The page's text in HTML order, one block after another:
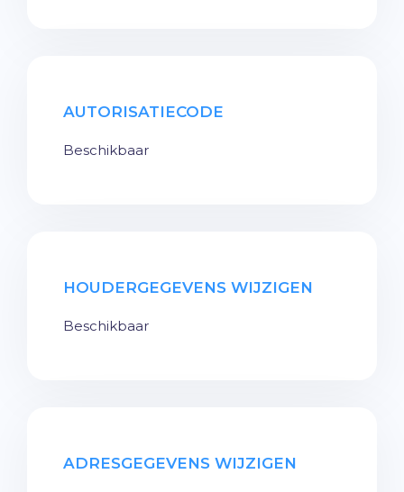
AUTORISATIECODE
Beschikbaar
HOUDERGEGEVENS WIJZIGEN
Beschikbaar
ADRESGEGEVENS WIJZIGEN